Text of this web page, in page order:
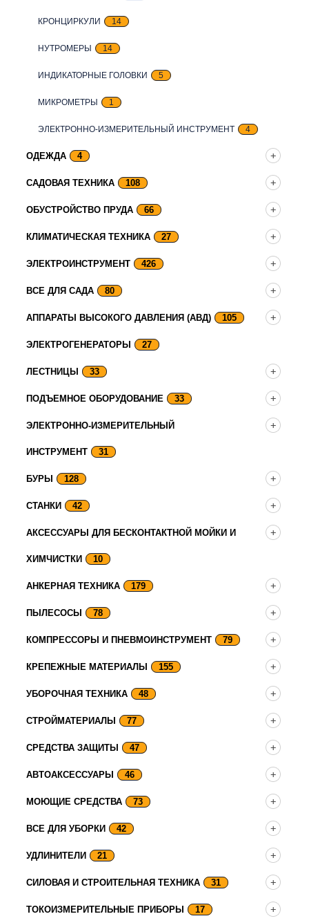
КРОНЦИРКУЛИ 14
НУТРОМЕРЫ 14
ИНДИКАТОРНЫЕ ГОЛОВКИ 5
МИКРОМЕТРЫ 1
ЭЛЕКТРОННО-ИЗМЕРИТЕЛЬНЫЙ ИНСТРУМЕНТ 4
ОДЕЖДА 4
САДОВАЯ ТЕХНИКА 108
ОБУСТРОЙСТВО ПРУДА 66
КЛИМАТИЧЕСКАЯ ТЕХНИКА 27
ЭЛЕКТРОИНСТРУМЕНТ 426
ВСЕ ДЛЯ САДА 80
АППАРАТЫ ВЫСОКОГО ДАВЛЕНИЯ (АВД) 105
ЭЛЕКТРОГЕНЕРАТОРЫ 27
ЛЕСТНИЦЫ 33
ПОДЪЕМНОЕ ОБОРУДОВАНИЕ 33
ЭЛЕКТРОННО-ИЗМЕРИТЕЛЬНЫЙ
ИНСТРУМЕНТ 31
БУРЫ 128
СТАНКИ 42
АКСЕССУАРЫ ДЛЯ БЕСКОНТАКТНОЙ МОЙКИ И
ХИМЧИСТКИ 10
АНКЕРНАЯ ТЕХНИКА 179
ПЫЛЕСОСЫ 78
КОМПРЕССОРЫ И ПНЕВМОИНСТРУМЕНТ 79
КРЕПЕЖНЫЕ МАТЕРИАЛЫ 155
УБОРОЧНАЯ ТЕХНИКА 48
СТРОЙМАТЕРИАЛЫ 77
СРЕДСТВА ЗАЩИТЫ 47
АВТОАКСЕССУАРЫ 46
МОЮЩИЕ СРЕДСТВА 73
ВСЕ ДЛЯ УБОРКИ 42
УДЛИНИТЕЛИ 21
СИЛОВАЯ И СТРОИТЕЛЬНАЯ ТЕХНИКА 31
ТОКОИЗМЕРИТЕЛЬНЫЕ ПРИБОРЫ 17